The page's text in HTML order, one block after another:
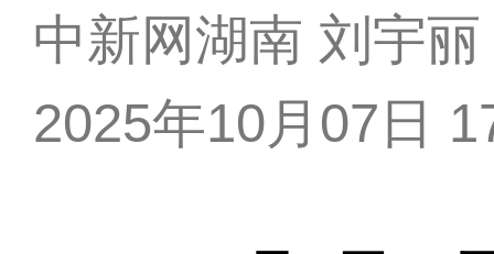
中新网湖南 刘宇
2025年10月07日